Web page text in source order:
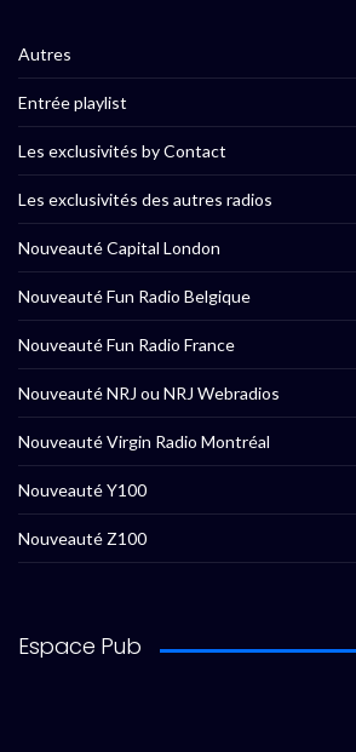
Autres
Entrée playlist
Les exclusivités by Contact
Les exclusivités des autres radios
Nouveauté Capital London
Nouveauté Fun Radio Belgique
Nouveauté Fun Radio France
Nouveauté NRJ ou NRJ Webradios
Nouveauté Virgin Radio Montréal
Nouveauté Y100
Nouveauté Z100
Espace Pub